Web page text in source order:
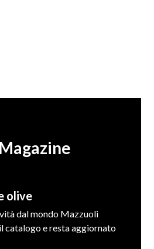
olive
dal mondo Mazzuoli
catalogo e resta aggiornato